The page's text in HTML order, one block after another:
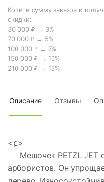
Копите сумму заказов и
скидки:
30 000 ₽ → 3%
70 000 ₽ → 5%
100 000 ₽ → 7%
150 000 ₽ → 10%
210 000 ₽ → 15%
Описание Отзывы
<p>
Мешочек PETZL JET
арбористов. Он